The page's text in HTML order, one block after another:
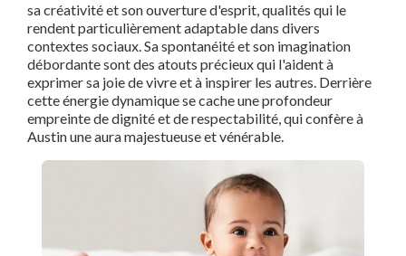
sa créativité et son ouverture d'esprit, qualités qui le
rendent particulièrement adaptable dans divers
contextes sociaux. Sa spontanéité et son imagination
débordante sont des atouts précieux qui l'aident à
exprimer sa joie de vivre et à inspirer les autres. Derrière
cette énergie dynamique se cache une profondeur
empreinte de dignité et de respectabilité, qui confère à
Austin une aura majestueuse et vénérable.